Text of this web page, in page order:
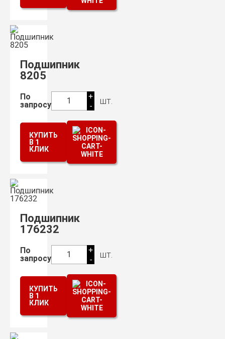
Подшипник
8205
По
запросу
1
+
-
шт.
КУПИТЬ
В 1
КЛИК
Подшипник
176232
По
запросу
1
+
-
шт.
КУПИТЬ
В 1
КЛИК